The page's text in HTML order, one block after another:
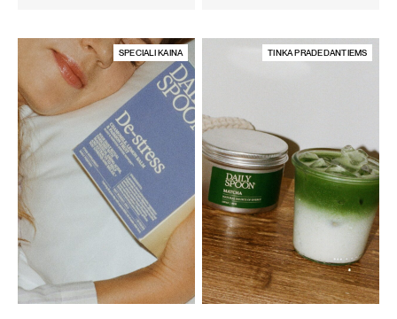
SPECIALI KAINA TINKA PRADEDANTIEMS